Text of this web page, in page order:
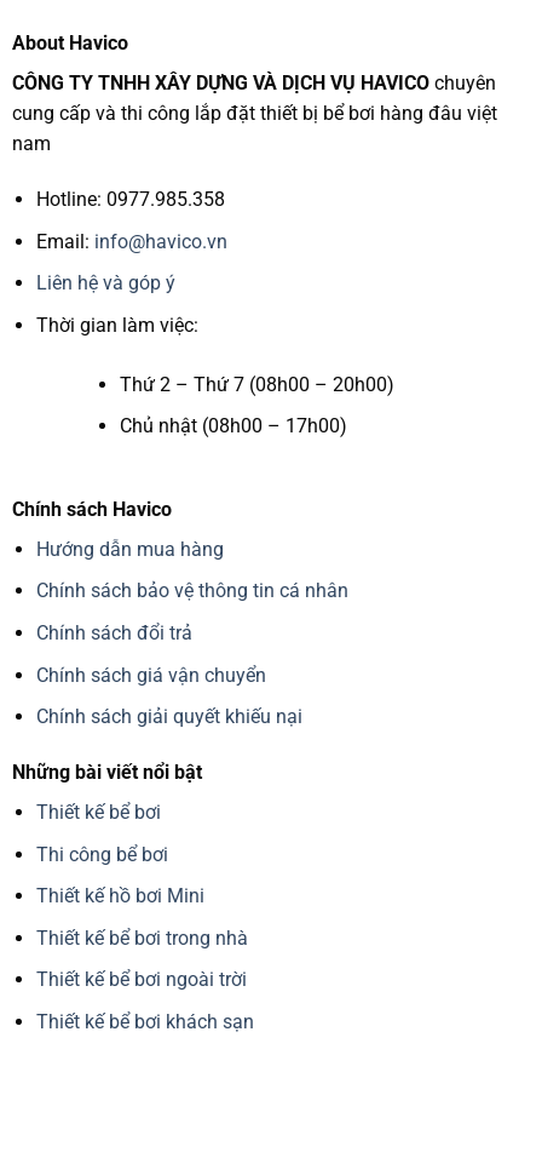
About Havico
CÔNG TY TNHH XÂY DỰNG VÀ DỊCH VỤ HAVICO chuyên
cung cấp và thi công lắp đặt thiết bị bể bơi hàng đâu việt
nam
Hotline: 0977.985.358
Email: info@havico.vn
Liên hệ và góp ý
Thời gian làm việc:
Thứ 2 – Thứ 7 (08h00 – 20h00)
Chủ nhật (08h00 – 17h00)
Chính sách Havico
Hướng dẫn mua hàng
Chính sách bảo vệ thông tin cá nhân
Chính sách đổi trả
Chính sách giá vận chuyển
Chính sách giải quyết khiếu nại
Những bài viết nổi bật
Thiết kế bể bơi
Thi công bể bơi
Thiết kế hồ bơi Mini
Thiết kế bể bơi trong nhà
Thiết kế bể bơi ngoài trời
Thiết kế bể bơi khách sạn